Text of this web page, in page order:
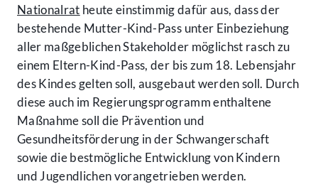
Nationalrat heute einstimmig dafür aus, dass der
bestehende Mutter-Kind-Pass unter Einbeziehung
aller maßgeblichen Stakeholder möglichst rasch zu
einem Eltern-Kind-Pass, der bis zum 18. Lebensjahr
des Kindes gelten soll, ausgebaut werden soll. Durch
diese auch im Regierungsprogramm enthaltene
Maßnahme soll die Prävention und
Gesundheitsförderung in der Schwangerschaft
sowie die bestmögliche Entwicklung von Kindern
und Jugendlichen vorangetrieben werden.